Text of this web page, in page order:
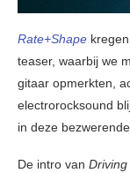
Rate+Shape
teaser, waarbij we
gitaar opmerkten,
electrorocksound
in deze
De intro van